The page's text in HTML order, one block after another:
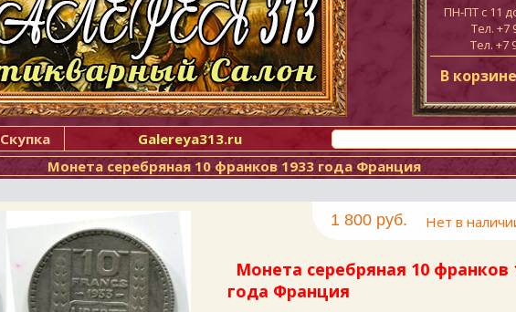
ПН-ПТ c 11
Тел. +7
Тел. +7
В
Скупка
Galereya313.ru
Монета серебряная 10 франков 1933 года Франция
1 800 руб. Нет в
Монета серебряная 10 франков
года Франция